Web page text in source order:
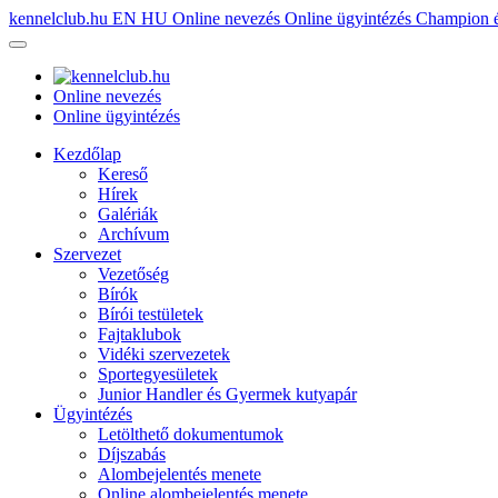
kennelclub.hu EN HU Online nevezés Online ügyintézés Champion
Online nevezés
Online ügyintézés
Kezdőlap
Kereső
Hírek
Galériák
Archívum
Szervezet
Vezetőség
Bírók
Bírói testületek
Fajtaklubok
Vidéki szervezetek
Sportegyesületek
Junior Handler és Gyermek kutyapár
Ügyintézés
Letölthető dokumentumok
Díjszabás
Alombejelentés menete
Online alombejelentés menete